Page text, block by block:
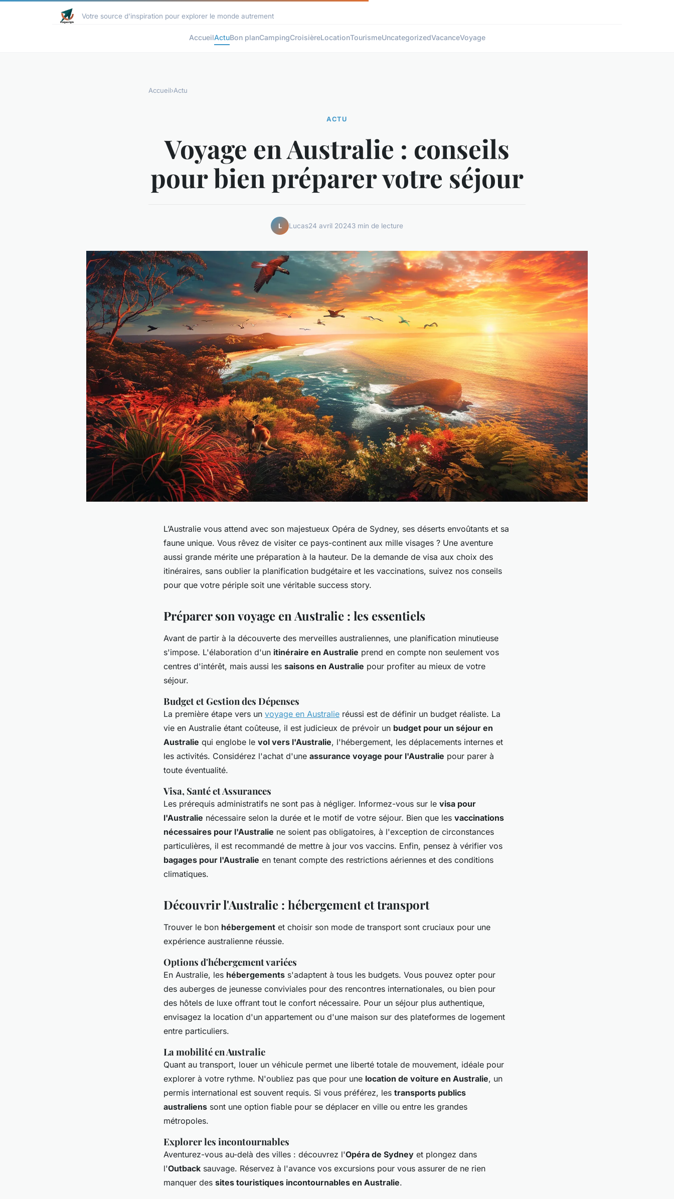
Votre source d'inspiration pour explorer le monde autrement
AccueilActuBon planCampingCroisièreLocationTourismeUncategorizedVacanceVoyage
Accueil›Actu
ACTU
Voyage en Australie : conseils
pour bien préparer votre séjour
L Lucas24 avril 20243 min de lecture
L’Australie vous attend avec son majestueux Opéra de Sydney, ses déserts envoûtants et sa
faune unique. Vous rêvez de visiter ce pays-continent aux mille visages ? Une aventure
aussi grande mérite une préparation à la hauteur. De la demande de visa aux choix des
itinéraires, sans oublier la planification budgétaire et les vaccinations, suivez nos conseils
pour que votre périple soit une véritable success story.
Préparer son voyage en Australie : les essentiels
Avant de partir à la découverte des merveilles australiennes, une planification minutieuse
s'impose. L'élaboration d'un itinéraire en Australie prend en compte non seulement vos
centres d'intérêt, mais aussi les saisons en Australie pour profiter au mieux de votre
séjour.
Budget et Gestion des Dépenses
La première étape vers un voyage en Australie réussi est de définir un budget réaliste. La
vie en Australie étant coûteuse, il est judicieux de prévoir un budget pour un séjour en
Australie qui englobe le vol vers l'Australie, l'hébergement, les déplacements internes et
les activités. Considérez l'achat d'une assurance voyage pour l'Australie pour parer à
toute éventualité.
Visa, Santé et Assurances
Les prérequis administratifs ne sont pas à négliger. Informez-vous sur le visa pour
l'Australie nécessaire selon la durée et le motif de votre séjour. Bien que les vaccinations
nécessaires pour l'Australie ne soient pas obligatoires, à l'exception de circonstances
particulières, il est recommandé de mettre à jour vos vaccins. Enfin, pensez à vérifier vos
bagages pour l'Australie en tenant compte des restrictions aériennes et des conditions
climatiques.
Découvrir l'Australie : hébergement et transport
Trouver le bon hébergement et choisir son mode de transport sont cruciaux pour une
expérience australienne réussie.
Options d'hébergement variées
En Australie, les hébergements s'adaptent à tous les budgets. Vous pouvez opter pour
des auberges de jeunesse conviviales pour des rencontres internationales, ou bien pour
des hôtels de luxe offrant tout le confort nécessaire. Pour un séjour plus authentique,
envisagez la location d'un appartement ou d'une maison sur des plateformes de logement
entre particuliers.
La mobilité en Australie
Quant au transport, louer un véhicule permet une liberté totale de mouvement, idéale pour
explorer à votre rythme. N'oubliez pas que pour une location de voiture en Australie, un
permis international est souvent requis. Si vous préférez, les transports publics
australiens sont une option fiable pour se déplacer en ville ou entre les grandes
métropoles.
Explorer les incontournables
Aventurez-vous au-delà des villes : découvrez l'Opéra de Sydney et plongez dans
l'Outback sauvage. Réservez à l'avance vos excursions pour vous assurer de ne rien
manquer des sites touristiques incontournables en Australie.